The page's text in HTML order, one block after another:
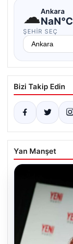
☁Ankara
NaN°C
ŞEHIR SEÇ
Bizi Takip Edin
Yan Manşet